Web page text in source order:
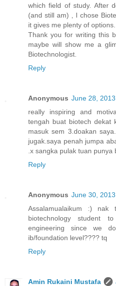
which field of study. After
(and still am) , I chose
it gives me plenty of options.
Thank you for writing this
maybe will show me a
Biotechnologist.
Reply
Anonymous June 28,
really inspiring and
tengah buat biotech dekat
masuk sem 3.doakan
jugak.saya penah jumpa
.x sangka pulak tuan punya
Reply
Anonymous June 30,
Assalamualaikum :)
biotechnology student
engineering since we
ib/foundation level???? tq
Reply
Amin Rukaini Mustafa